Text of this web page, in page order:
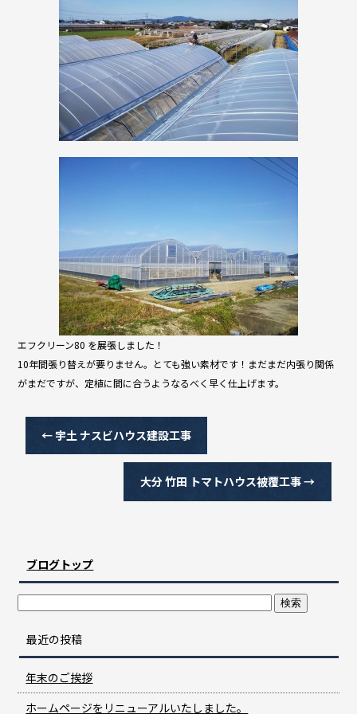
エフクリーン80 を展張しました！
10年間張り替えが要りません。とても強い素材です！まだまだ内張り関係
がまだですが、定植に間に合うようなるべく早く仕上げます。
← 宇土 ナスビハウス建設工事
大分 竹田 トマトハウス被覆工事→
ブログトップ
最近の投稿
年末のご挨拶
ホームページをリニューアルいたしました。